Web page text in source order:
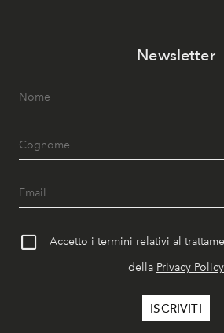
Newsletter
Accetto i termini relativi al
della Privacy Policy